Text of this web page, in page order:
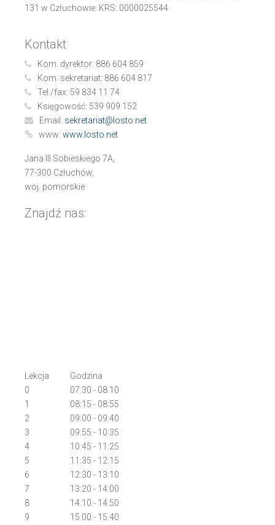
131 w Człuchowie. KRS: 0000025544
Kontakt
Kom. dyrektor: 886 604 859
Kom. sekretariat: 886 604 817
Tel./fax: 59 834 11 74
Księgowość: 539 909 152
Email: sekretariat@losto.net
www: www.losto.net
Jana III Sobieskiego 7A,
77-300 Człuchów,
woj. pomorskie
Znajdź nas:
Lekcja
0
1
2
3
4
5
6
7
8
9
Godzina
07.30 - 08.10
08:15 - 08:55
09:00 - 09:40
09:55 - 10:35
10:45 - 11:25
11:35 - 12:15
12:30 - 13:10
13:20 - 14:00
14:10 - 14:50
15.00 - 15.40